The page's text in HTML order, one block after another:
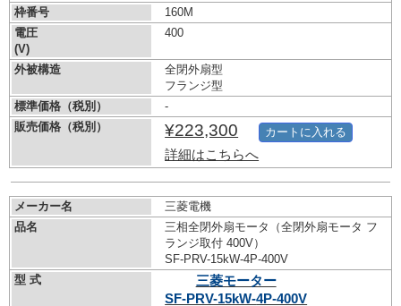
枠番号
160M
電圧
(V)
400
外被構造
全閉外扇型
フランジ型
標準価格（税別）
-
販売価格（税別）
¥223,300
詳細はこちらへ
カートに入れる
メーカー名
三菱電機
品名
三相全閉外扇モータ（全閉外扇モータ フ
ランジ取付 400V）
SF-PRV-15kW-4P-400V
型 式
三菱モーター
SF-PRV-15kW-4P-400V